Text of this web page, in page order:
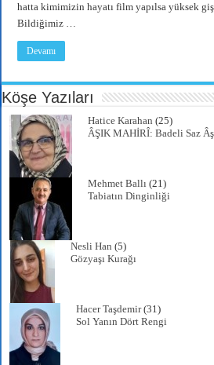
hatta kimimizin hayatı film yapılsa yüksek
Bildiğimiz …
Devamı
Köşe Yazıları
Hatice Karahan (25)
ÂŞIK MAHİRÎ: Badeli Saz
Mehmet Ballı (21)
Tabiatın Dinginliği
Nesli Han (5)
Gözyaşı Kurağı
Hacer Taşdemir(31)
Sol Yanın Dört Rengi